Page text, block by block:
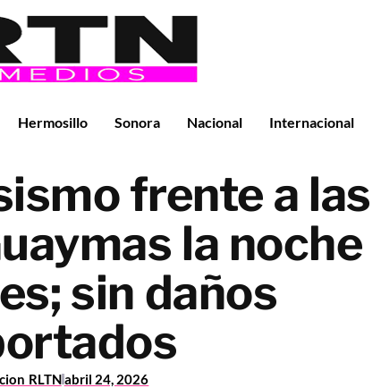
Hermosillo Sonora Nacional Internacional
frente a las
la noche
sin daños
RLTNabril 24, 2026